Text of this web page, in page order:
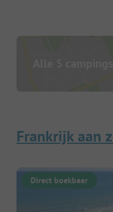
Alle 5
Frankrijk aan
Direct boekbaar